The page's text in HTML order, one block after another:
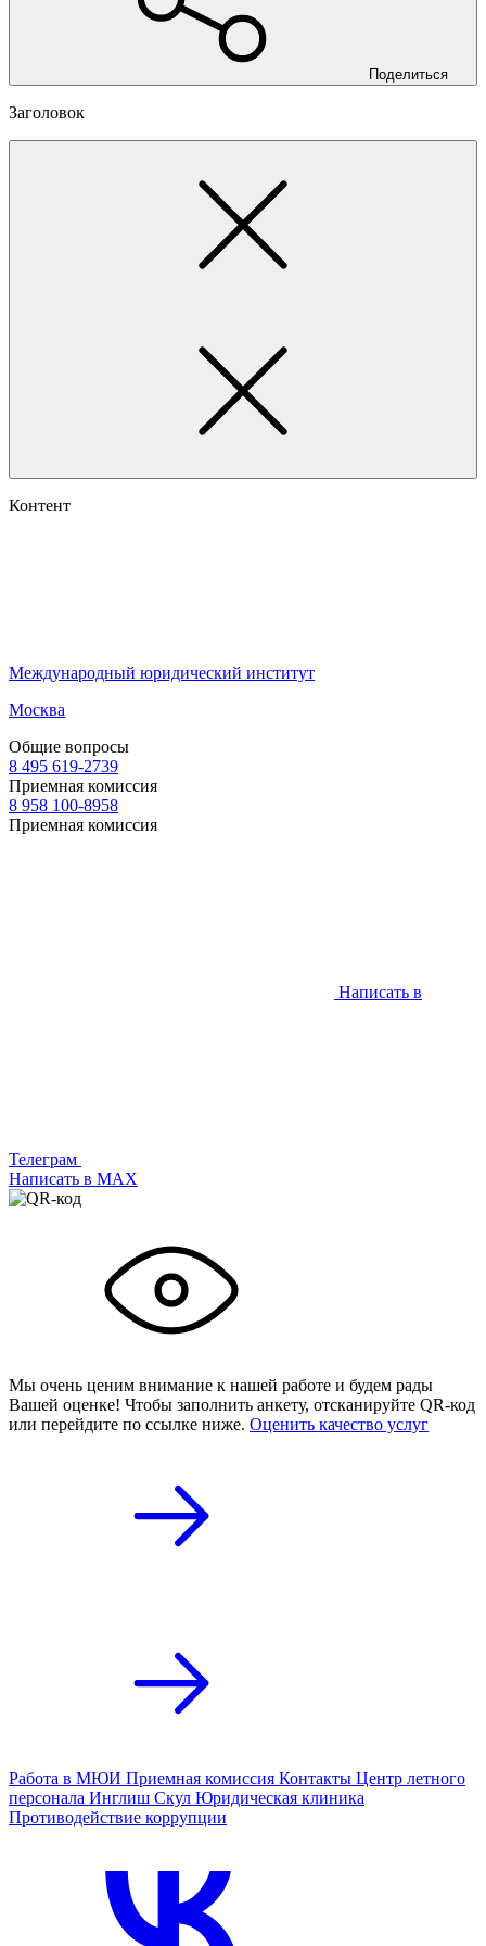
Поделиться
Заголовок
Контент
Международный юридический институт
Москва
Общие вопросы
8 495 619-2739
Приемная комиссия
8 958 100-8958
Приемная комиссия
Написать в
Телеграм
Написать в МАХ
Мы очень ценим внимание к нашей работе и будем рады
Вашей оценке! Чтобы заполнить анкету, отсканируйте QR-код
или перейдите по ссылке ниже. Оценить качество услуг
Работа в МЮИ Приемная комиссия Контакты Центр летного
персонала Инглиш Скул Юридическая клиника
Противодействие коррупции